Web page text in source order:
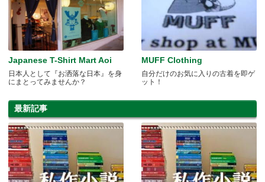
Japanese T-Shirt Mart Aoi
日本人として『お洒落な日本』を身
にまとってみませんか？
MUFF Clothing
自分だけのお気に入りの古着を即ゲ
ット！
最新記事